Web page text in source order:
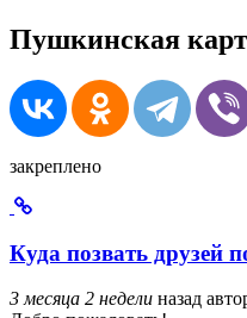
Пушкинская
закреплено
Куда позвать друзей
3 месяца 2 недели назад